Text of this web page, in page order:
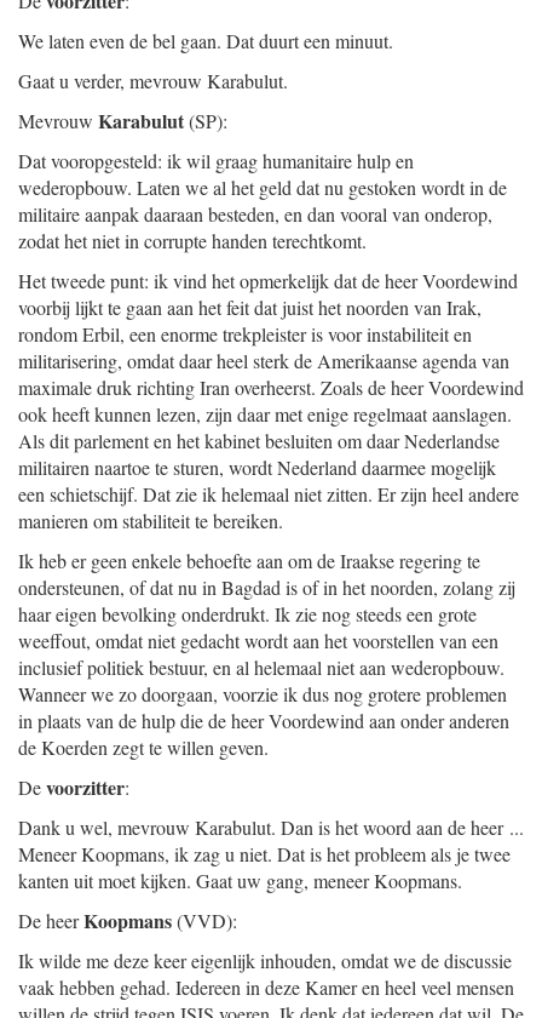
We laten even de bel gaan. Dat duurt een minuut.
Gaat u verder, mevrouw Karabulut.
Mevrouw Karabulut(SP):
Dat vooropgesteld: ik wil graag humanitaire hulp en
wederopbouw. Laten we al het geld dat nu gestoken wordt in de
militaire aanpak daaraan besteden, en dan vooral van onderop,
zodat het niet in corrupte handen terechtkomt.
Het tweede punt: ik vind het opmerkelijk dat de heer Voordewind
voorbij lijkt te gaan aan het feit dat juist het noorden van Irak,
rondom Erbil, een enorme trekpleister is voor instabiliteit en
militarisering, omdat daar heel sterk de Amerikaanse agenda van
maximale druk richting Iran overheerst. Zoals de heer Voordewind
ook heeft kunnen lezen, zijn daar met enige regelmaat aanslagen.
Als dit parlement en het kabinet besluiten om daar Nederlandse
militairen naartoe te sturen, wordt Nederland daarmee mogelijk
een schietschijf. Dat zie ik helemaal niet zitten. Er zijn heel andere
manieren om stabiliteit te bereiken.
Ik heb er geen enkele behoefte aan om de Iraakse regering te
ondersteunen, of dat nu in Bagdad is of in het noorden, zolang zij
haar eigen bevolking onderdrukt. Ik zie nog steeds een grote
weeffout, omdat niet gedacht wordt aan het voorstellen van een
inclusief politiek bestuur, en al helemaal niet aan wederopbouw.
Wanneer we zo doorgaan, voorzie ik dus nog grotere problemen
in plaats van de hulp die de heer Voordewind aan onder anderen
de Koerden zegt te willen geven.
Devoorzitter:
Dank u wel, mevrouw Karabulut. Dan is het woord aan de heer ...
Meneer Koopmans, ik zag u niet. Dat is het probleem als je twee
kanten uit moet kijken. Gaat uw gang, meneer Koopmans.
De heerKoopmans(VVD):
Ik wilde me deze keer eigenlijk inhouden, omdat we de discussie
vaak hebben gehad. Iedereen in deze Kamer en heel veel mensen